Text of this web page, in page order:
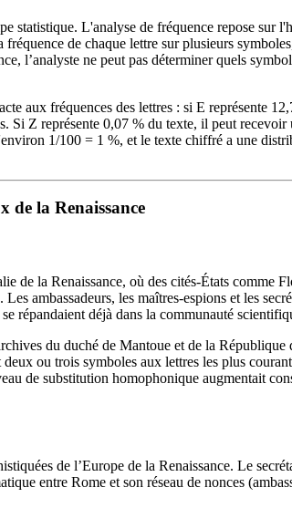
L'analyse de fréquence repose sur
de chaque lettre sur plusieurs
l’analyste ne peut pas déterminer quels
aux fréquences des lettres : si E représente
Z représente 0,07 % du texte, il peut
1/100 = 1 %, et le texte chiffré a une
de la Renaissance
de la Renaissance, où des cités-États comme
ambassadeurs, les maîtres-espions et les
répandaient déjà dans la communauté
du duché de Mantoue et de la
ou trois symboles aux lettres les plus
de substitution homophonique augmentait
de l’Europe de la Renaissance. Le
entre Rome et son réseau de nonces